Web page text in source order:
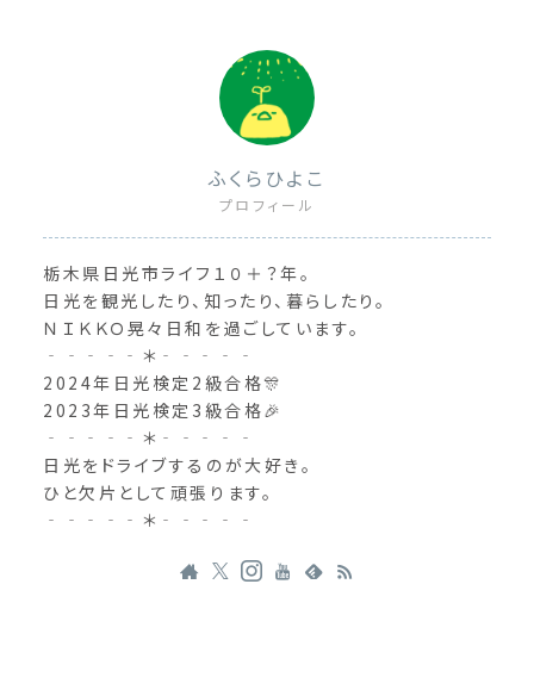
ふくらひよこ
プロフィール
栃木県日光市ライフ１０＋？年。
日光を観光したり、知ったり、暮らしたり。
ＮＩＫＫＯ晃々日和を過ごしています。
‐‐‐‐‐＊‐‐‐‐‐
2024年日光検定2級合格🎊
2023年日光検定3級合格🎉
‐‐‐‐‐＊‐‐‐‐‐
日光をドライブするのが大好き。
ひと欠片として頑張ります。
‐‐‐‐‐＊‐‐‐‐‐